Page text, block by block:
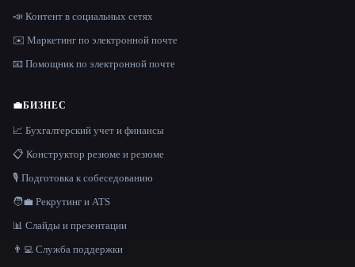
📣 Контент в социальных сетях
✉️ Маркетинг по электронной почте
📧 Помощник по электронной почте
💼БИЗНЕС
📈 Бухгалтерский учет и финансы
📋 Конструктор резюме и резюме
🎙️ Подготовка к собеседованию
🧑‍💼 Рекрутинг и ATS
📊 Слайды и презентации
👨‍💻 Служба поддержки